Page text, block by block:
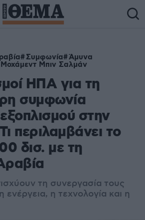
Συμφωνία Άμυνα
Μοχάμεντ Μπιν Σαλμάν
ΗΠΑ για τη
συμφωνία
στην
περιλαμβάνει το
δισ. με τη
τη συνεργασία τους
ενέργεια, η τεχνολογία και η